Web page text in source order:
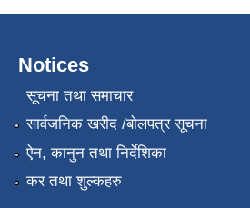
Notices
सूचना तथा समाचार
सार्वजनिक खरीद /बोलपत्र सूचना
ऐन, कानुन तथा निर्देशिका
कर तथा शुल्कहरु